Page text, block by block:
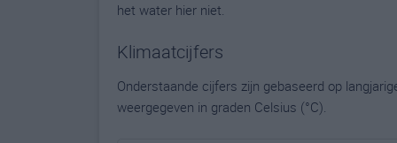
het water hier niet.
Klimaatcijfers
Onderstaande cijfers zijn gebaseerd op
weergegeven in graden Celsius (°C).